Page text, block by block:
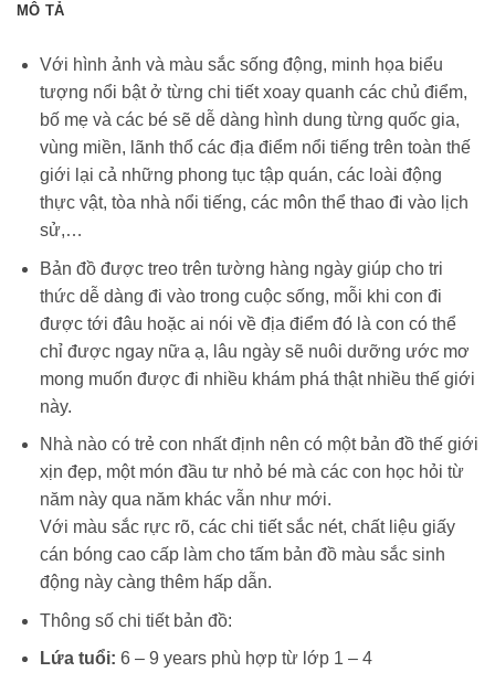
MÔ TẢ
Với hình ảnh và màu sắc sống động, minh họa biểu
tượng nổi bật ở từng chi tiết xoay quanh các chủ điểm,
bố mẹ và các bé sẽ dễ dàng hình dung từng quốc gia,
vùng miền, lãnh thổ các địa điểm nổi tiếng trên toàn thế
giới lại cả những phong tục tập quán, các loài động
thực vật, tòa nhà nổi tiếng, các môn thể thao đi vào lịch
sử,…
Bản đồ được treo trên tường hàng ngày giúp cho tri
thức dễ dàng đi vào trong cuộc sống, mỗi khi con đi
được tới đâu hoặc ai nói về địa điểm đó là con có thể
chỉ được ngay nữa ạ, lâu ngày sẽ nuôi dưỡng ước mơ
mong muốn được đi nhiều khám phá thật nhiều thế giới
này.
Nhà nào có trẻ con nhất định nên có một bản đồ thế giới
xịn đẹp, một món đầu tư nhỏ bé mà các con học hỏi từ
năm này qua năm khác vẫn như mới.
Với màu sắc rực rõ, các chi tiết sắc nét, chất liệu giấy
cán bóng cao cấp làm cho tấm bản đồ màu sắc sinh
động này càng thêm hấp dẫn.
Thông số chi tiết bản đồ:
Lứa tuổi: 6 – 9 years phù hợp từ lớp 1 – 4